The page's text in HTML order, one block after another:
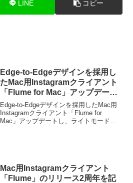
LINE コピー
Edge-to-Edgeデザインを採用し
たMac用Instagramクライアント
「Flume for Mac」アップデート
し、ライトモードや日本語をサポ
ート。
Edge-to-Edgeデザインを採用したMac用
Instagramクライアント「Flume for
Mac」アップデートし、ライトモードや
Mac用Instagramクライアント
「Flume」のリリース2周年を記